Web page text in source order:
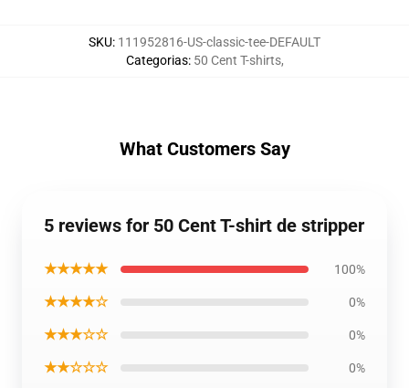
SKU: 111952816-US-classic-tee-DEFAULT
Categorias: 50 Cent T-shirts,
What Customers Say
5 reviews for 50 Cent T-shirt de stripper
★★★★★ 100%
★★★★☆ 0%
★★★☆☆ 0%
★★☆☆☆ 0%